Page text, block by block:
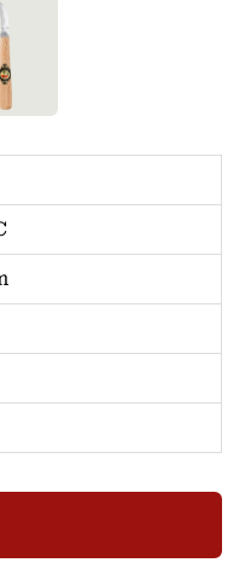
leicht variieren!